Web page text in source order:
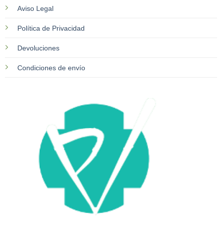
Aviso Legal
Política de Privacidad
Devoluciones
Condiciones de envío